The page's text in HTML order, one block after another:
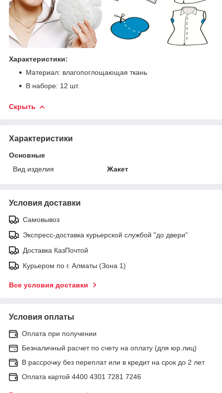
Характеристики:
Материал: влагопоглощающая ткань
В наборе: 12 шт.
Скрыть
Характеристики
Основные
Вид изделия
Жакет
Условия доставки
Самовывоз
Экспресс-доставка курьерской службой "до двери"
Доставка КазПочтой
Курьером по г. Алматы (Зона 1)
Все условия доставки
Условия оплаты
Оплата при получении
Безналичный расчет по счету на оплату (для юр.лиц)
В рассрочку без переплат или в кредит на срок до 2 лет
Оплата картой 4400 4301 7281 7246